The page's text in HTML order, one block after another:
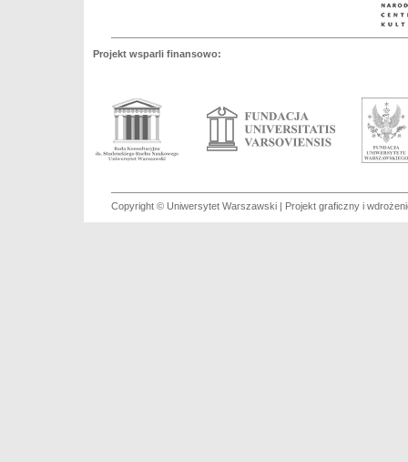
Projekt wsparli finansowo:
Copyright © Uniwersytet Warszawski | Projekt graficzny i